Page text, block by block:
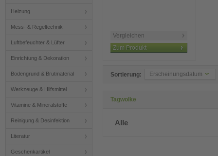
Heizung
Mess- & Regeltechnik
Luftbefeuchter & Lüfter
Einrichtung & Dekoration
Bodengrund & Brutmaterial
Werkzeuge & Hilfsmittel
Vitamine & Mineralstoffe
Reinigung & Desinfektion
Literatur
Geschenkartikel
Vergleichen
Zum Produkt
Sortierung: Erscheinungsdatum
Tagwolke
Alle